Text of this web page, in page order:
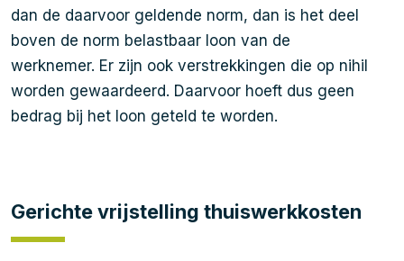
dan de daarvoor geldende norm, dan is het deel
boven de norm belastbaar loon van de
werknemer. Er zijn ook verstrekkingen die op nihil
worden gewaardeerd. Daarvoor hoeft dus geen
bedrag bij het loon geteld te worden.
Gerichte vrijstelling thuiswerkkosten